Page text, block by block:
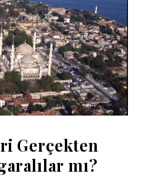
Gerçekten
mı?